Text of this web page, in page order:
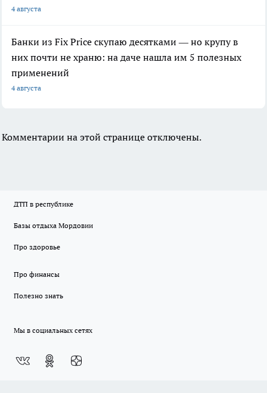
4 августа
Банки из Fix Price скупаю десятками — но крупу в
них почти не храню: на даче нашла им 5 полезных
применений
4 августа
Комментарии на этой странице отключены.
ДТП в республике
Базы отдыха Мордовии
Про здоровье
Про финансы
Полезно знать
Мы в социальных сетях